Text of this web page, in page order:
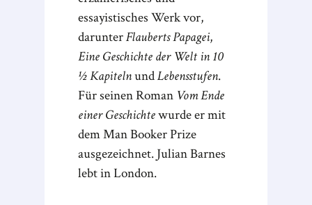
essayistisches Werk vor,
darunterFlauberts Papagei,
Eine Geschichte der Welt in 10
½ KapitelnundLebensstufen.
Für seinen Roman Vom Ende
einer Geschichtewurde er mit
dem Man Booker Prize
ausgezeichnet. Julian Barnes
lebt in London.